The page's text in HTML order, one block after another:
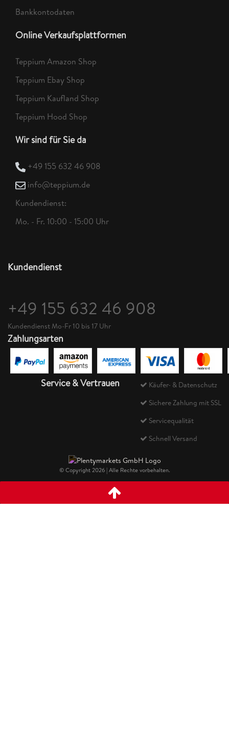
Bankkontodaten
Online Verkaufsplattformen
Teppium Amazon Shop
Teppium Ebay Shop
Teppium Kaufland Shop
Teppium Hood Shop
Wir sind für Sie da
+49 155 632 46 908
info@teppium.de
Kundendienst:
Mo. - Fr. 10:00 - 15:00 Uhr
Kundendienst
+49 155 632 46 908
Kundendienst Mo-Fr 10 bis 17 Uhr
Zahlungsarten
Service & Vertrauen
Käufer- & Datenschutz
Sichere Zahlung mit SSL
Servicequalität
Schnell Versand
© Copyright 2026 | Alle Rechte vorbehalten.